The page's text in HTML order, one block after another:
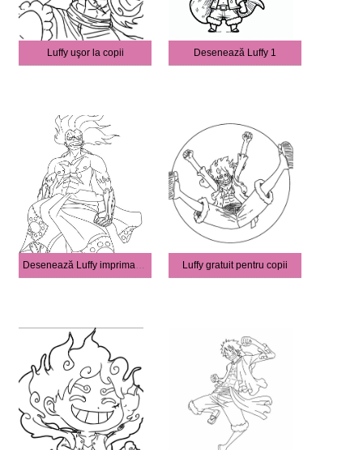
Luffy uşor la copii Desenează Luffy 1
Desenează Luffy imprimabil uşor Luffy gratuit pentru copii